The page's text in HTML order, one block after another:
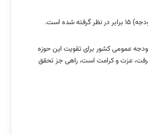
پنج ساله بر افزایش قدرت حوزه‌های امنیتی و دفاعی تاکید شده است و ۵ درصد از بودجه عمومی کشور برای تقویت این حوزه
عزت و کرامت است، راهی جز تحقق